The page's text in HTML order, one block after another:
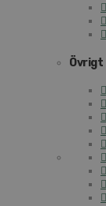
Övrigt